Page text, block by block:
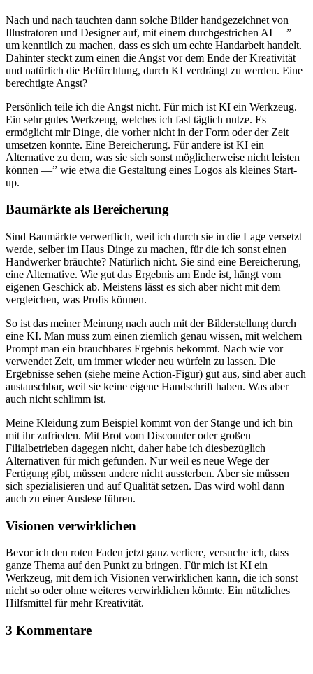
Nach und nach tauchten dann solche Bilder handgezeichnet von
Illustratoren und Designer auf, mit einem durchgestrichen AI —”
um kenntlich zu machen, dass es sich um echte Handarbeit handelt.
Dahinter steckt zum einen die Angst vor dem Ende der Kreativität
und natürlich die Befürchtung, durch KI verdrängt zu werden. Eine
berechtigte Angst?
Persönlich teile ich die Angst nicht. Für mich ist KI ein Werkzeug.
Ein sehr gutes Werkzeug, welches ich fast täglich nutze. Es
ermöglicht mir Dinge, die vorher nicht in der Form oder der Zeit
umsetzen konnte. Eine Bereicherung. Für andere ist KI ein
Alternative zu dem, was sie sich sonst möglicherweise nicht leisten
können —” wie etwa die Gestaltung eines Logos als kleines Start-
up.
Baumärkte als Bereicherung
Sind Baumärkte verwerflich, weil ich durch sie in die Lage versetzt
werde, selber im Haus Dinge zu machen, für die ich sonst einen
Handwerker bräuchte? Natürlich nicht. Sie sind eine Bereicherung,
eine Alternative. Wie gut das Ergebnis am Ende ist, hängt vom
eigenen Geschick ab. Meistens lässt es sich aber nicht mit dem
vergleichen, was Profis können.
So ist das meiner Meinung nach auch mit der Bilderstellung durch
eine KI. Man muss zum einen ziemlich genau wissen, mit welchem
Prompt man ein brauchbares Ergebnis bekommt. Nach wie vor
verwendet Zeit, um immer wieder neu würfeln zu lassen. Die
Ergebnisse sehen (siehe meine Action-Figur) gut aus, sind aber auch
austauschbar, weil sie keine eigene Handschrift haben. Was aber
auch nicht schlimm ist.
Meine Kleidung zum Beispiel kommt von der Stange und ich bin
mit ihr zufrieden. Mit Brot vom Discounter oder großen
Filialbetrieben dagegen nicht, daher habe ich diesbezüglich
Alternativen für mich gefunden. Nur weil es neue Wege der
Fertigung gibt, müssen andere nicht aussterben. Aber sie müssen
sich spezialisieren und auf Qualität setzen. Das wird wohl dann
auch zu einer Auslese führen.
Visionen verwirklichen
Bevor ich den roten Faden jetzt ganz verliere, versuche ich, dass
ganze Thema auf den Punkt zu bringen. Für mich ist KI ein
Werkzeug, mit dem ich Visionen verwirklichen kann, die ich sonst
nicht so oder ohne weiteres verwirklichen könnte. Ein nützliches
Hilfsmittel für mehr Kreativität.
3 Kommentare